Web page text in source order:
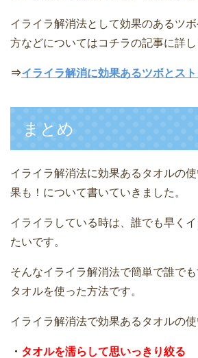
イライラ解消法として効果のあるツ
方などについてはコチラの記事に詳し
⇒イライラ解消に効果あるツボとスト
まとめ
イライラ解消法に効果あるタオルの
果も！について書いていきました。
イライラしている時は、誰でも早く
たいです。
そんなイライラ解消法で簡単で誰でも
タオルを使った方法です。
イライラ解消法で効果あるタオルの
・ タオルを濡らして思いっきり絞る